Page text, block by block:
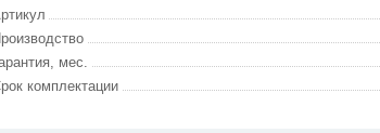
мес.
комплектации